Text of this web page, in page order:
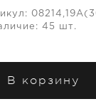
45 шт.
В корзину